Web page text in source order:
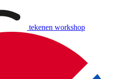
tekenen workshop